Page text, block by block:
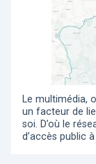
Le multimédia,
un facteur de
soi. D’où le
d’accès public